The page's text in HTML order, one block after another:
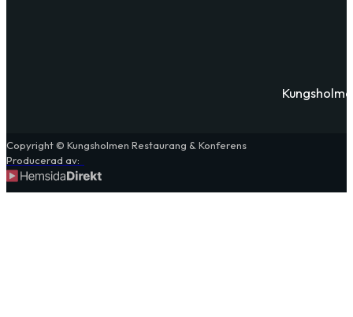
Copyright © Kungsholmen Restaurang & Konferens
Producerad av: